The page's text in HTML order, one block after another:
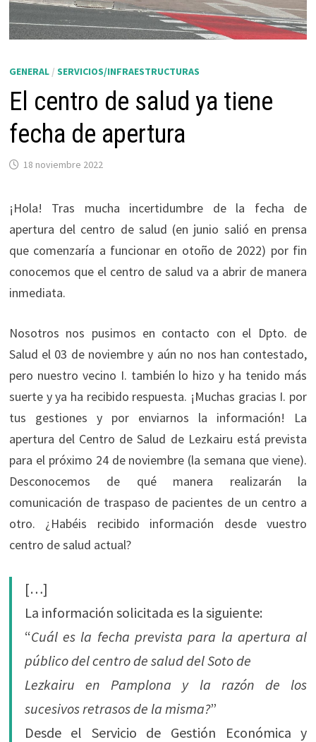
GENERAL/ SERVICIOS/INFRAESTRUCTURAS
El centro de salud ya tiene
fecha de apertura
18 noviembre 2022
¡Hola! Tras mucha incertidumbre de la fecha de
apertura del centro de salud (en junio salió en prensa
que comenzaría a funcionar en otoño de 2022) por fin
conocemos que el centro de salud va a abrir de manera
inmediata.
Nosotros nos pusimos en contacto con el Dpto. de
Salud el 03 de noviembre y aún no nos han contestado,
pero nuestro vecino I. también lo hizo y ha tenido más
suerte y ya ha recibido respuesta. ¡Muchas gracias I. por
tus gestiones y por enviarnos la información! La
apertura del Centro de Salud de Lezkairu está prevista
para el próximo 24 de noviembre (la semana que viene).
Desconocemos de qué manera realizarán la
comunicación de traspaso de pacientes de un centro a
otro. ¿Habéis recibido información desde vuestro
centro de salud actual?
[…]
La información solicitada es la siguiente:
“Cuál es la fecha prevista para la apertura al
público del centro de salud del Soto de
Lezkairu en Pamplona y la razón de los
sucesivos retrasos de la misma?”
Desde el Servicio de Gestión Económica y